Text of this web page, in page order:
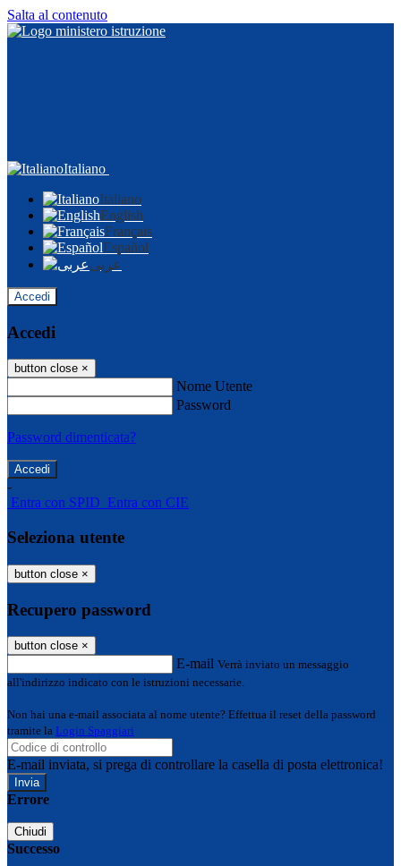
Salta al contenuto
Italiano
Italiano
English
Français
Español
عربى
Accedi
Accedi
button close ×
Nome Utente
Password
Password dimenticata?
-
Entra con SPID Entra con CIE
Seleziona utente
button close ×
Recupero password
button close ×
E-mail Verrà inviato un messaggio
all'indirizzo indicato con le istruzioni necessarie.
Non hai una e-mail associata al nome utente? Effettua il reset della password
tramite la Login Spaggiari
E-mail inviata, si prega di controllare la casella di posta elettronica!
Errore
Chiudi
Successo